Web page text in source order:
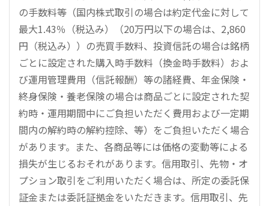
の手数料等（国内株式取引の場合は約定代金に対して
最大1.43％（税込み）（20万円以下の場合は、2,860
円（税込み））の売買手数料、投資信託の場合は銘柄
ごとに設定された購入時手数料（換金時手数料）およ
び運用管理費用（信託報酬）等の諸経費、年金保険・
終身保険・養老保険の場合は商品ごとに設定された契
約時・運用期間中にご負担いただく費用および一定期
間内の解約時の解約控除、等）をご負担いただく場合
があります。また、各商品等には価格の変動等による
損失が生じるおそれがあります。信用取引、先物・オ
プション取引をご利用いただく場合は、所定の委託保
証金または委託証拠金をいただきます。信用取引、先